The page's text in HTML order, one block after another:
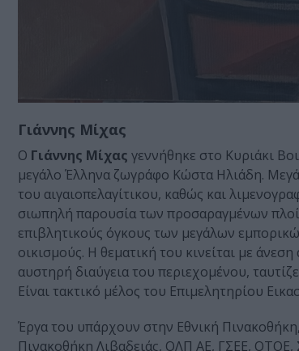
Γιάννης Μίχας
Ο Γιάννης Μίχας γεννήθηκε στο Κυριάκι
μεγάλο Έλληνα ζωγράφο Κώστα Ηλιάδη.
του αιγαιοπελαγίτικου, καθώς και
σιωπηλή παρουσία των προσαραγμένων
επιβλητικούς όγκους των μεγάλων
οικισμούς. Η θεματική του κινείται με
αυστηρή διαύγεια του περιεχομένου,
Είναι τακτικό μέλος του Επιμελητηρίου
Έργα του υπάρχουν στην Εθνική
Πινακοθήκη Λιβαδειάς, ΟΛΠ ΑΕ, ΓΣΕΕ, ΟΤΟΕ,